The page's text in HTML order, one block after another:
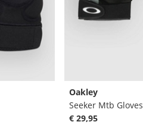
Oakley
Seeker Mtb Gloves
€ 29,95